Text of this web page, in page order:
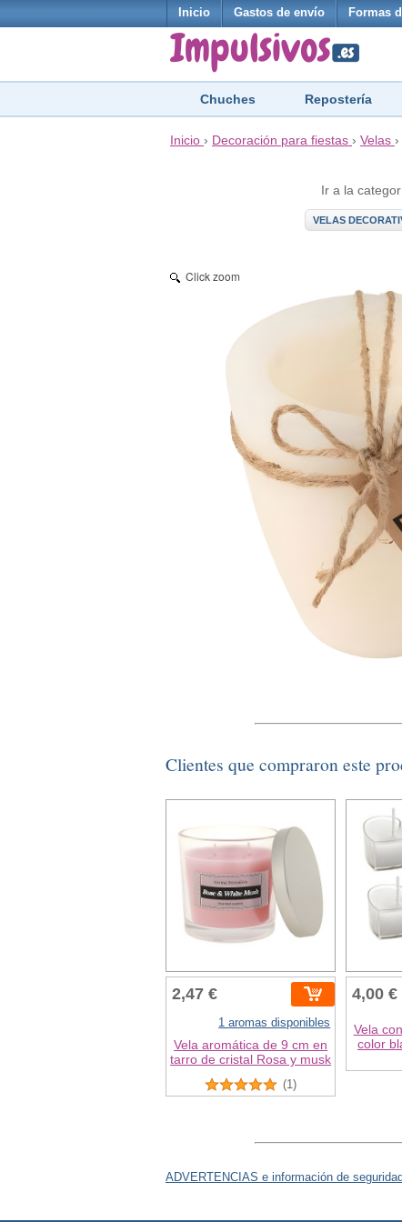
Inicio Gastos de envío Formas
Chuches Repostería
Inicio › Decoración para fiestas › Velas ›
Ir a la
VELAS
Click zoom
Clientes que compraron este
2,47 €
1 aromas disponibles
Vela aromática de 9 cm en
tarro de cristal Rosa y musk
(1)
4,00 €
Vela
color
ADVERTENCIAS e información de